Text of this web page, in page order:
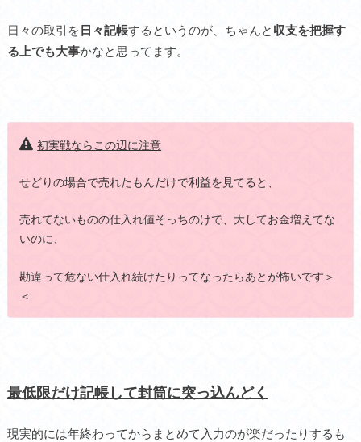
日々の取引を日々記帳するというのが、ちゃんと 収支を把握す
る上でも大事かなと思ってます。
初実戦ならこの辺に注意
せどりの場合で売れたもんだけで利益を見てると、
売れてないものの仕入れ値そっちのけで、大してお金増えてな
いのに、
勘違って危ない仕入れ続けたりってなったらあとが怖いです＞
＜
最低限だけ記帳して封筒に突っ込んどく
現実的には年終わってからまとめて入力のが楽だったりするも